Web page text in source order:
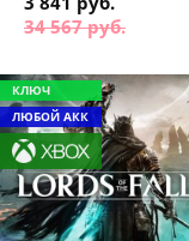
дополнение
34 567 руб.
КЛЮЧ
ЛЮБОЙ АКК